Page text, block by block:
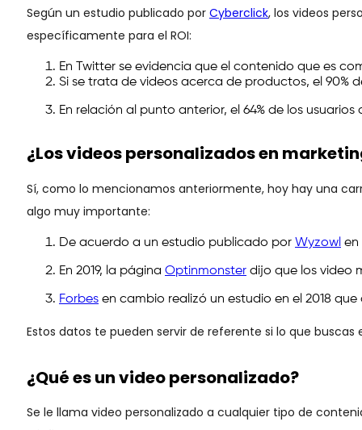
Según un estudio publicado por Cyberclick, los videos
específicamente para el ROI:
En Twitter se evidencia que el contenido que es
Si se trata de videos acerca de productos, el 90%
En relación al punto anterior, el 64% de los
¿Los videos personalizados en
Sí, como lo mencionamos anteriormente, hoy hay una
algo muy importante:
De acuerdo a un estudio publicado por Wyzowl en
En 2019, la página Optinmonster dijo que los video
Forbes en cambio realizó un estudio en el 2018
Estos datos te pueden servir de referente si lo que
¿Qué es un video personalizado?
Se le llama video personalizado a cualquier tipo de